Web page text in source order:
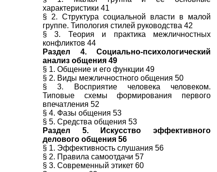
характеристики 41
§ 2. Структура социальной власти в малой
группе. Типология стилей руководства 42
§ 3. Теория и практика межличностных
конфликтов 44
Раздел 4. Социально-психологический
анализ общения 49
§ 1. Общение и его функции 49
§ 2. Виды межличностного общения 50
§ 3. Восприятие человека человеком.
Типовые схемы формирования первого
впечатления 52
§ 4. Фазы общения 53
§ 5. Средства общения 53
Раздел 5. Искусство эффективного
делового общения 56
§ 1. Эффективность слушания 56
§ 2. Правила самоотдачи 57
§ 3. Современный этикет 60